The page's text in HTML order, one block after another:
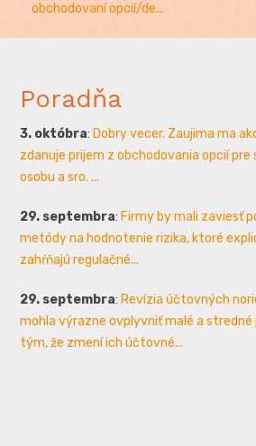
obchodovaní opcií/de...
Poradňa
3. októbra: Dobry vecer. Zaujima ma
zdanuje prijem z obchodovania opcií pre
osobu a sro. ...
29. septembra: Firmy by mali zaviesť
metódy na hodnotenie rizika, ktoré
zahŕňajú regulačné...
29. septembra: Revízia účtovných
mohla výrazne ovplyvniť malé a stredné
tým, že zmení ich účtovné...